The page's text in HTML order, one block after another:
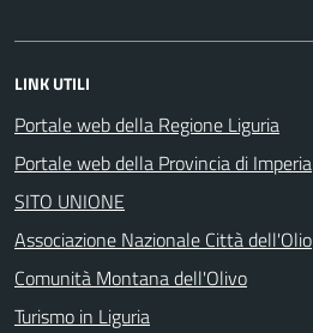
LINK UTILI
Portale web della Regione Liguria
Portale web della Provincia di Imperia
SITO UNIONE
Associazione Nazionale Città dell'Olio
Comunità Montana dell'Olivo
Turismo in Liguria